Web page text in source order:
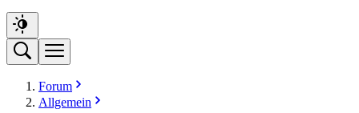
Forum
Allgemein